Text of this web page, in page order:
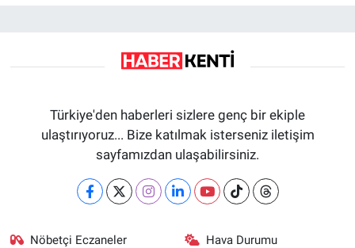
Türkiye'den haberleri sizlere genç bir ekiple
ulaştırıyoruz... Bize katılmak isterseniz iletişim
sayfamızdan ulaşabilirsiniz.
Nöbetçi Eczaneler Hava Durumu